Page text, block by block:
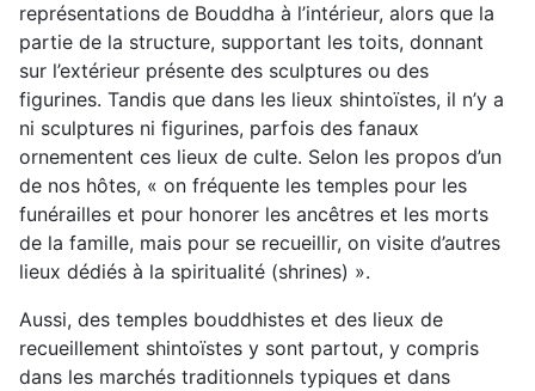
représentations de Bouddha à l’intérieur, alors que la
partie de la structure, supportant les toits, donnant
sur l’extérieur présente des sculptures ou des
figurines. Tandis que dans les lieux shintoïstes, il n’y a
ni sculptures ni figurines, parfois des fanaux
ornementent ces lieux de culte. Selon les propos d’un
de nos hôtes, « on fréquente les temples pour les
funérailles et pour honorer les ancêtres et les morts
de la famille, mais pour se recueillir, on visite d’autres
lieux dédiés à la spiritualité (shrines) ».
Aussi, des temples bouddhistes et des lieux de
recueillement shintoïstes y sont partout, y compris
dans les marchés traditionnels typiques et dans